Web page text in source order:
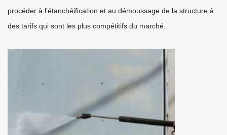
procéder à l’étanchéification et au démoussage de la structure à
des tarifs qui sont les plus compétitifs du marché.